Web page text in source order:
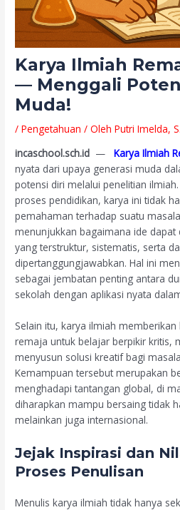
Karya Ilmiah
— Menggali
Muda!
/Pengetahuan / OlehPutri Imelda,
incaschool.sch.id —Karya Ilmiah
nyata dari upaya generasi muda
potensi diri melalui penelitian
proses pendidikan, karya ini tidak
pemahaman terhadap suatu
menunjukkan bagaimana ide
yang terstruktur, sistematis, serta
dipertanggungjawabkan. Hal ini
sebagai jembatan penting antara
sekolah dengan aplikasi nyata
Selain itu, karya ilmiah
remaja untuk belajar berpikir kritis,
menyusun solusi kreatif bagi
Kemampuan tersebut merupakan
menghadapi tantangan global, di
diharapkan mampu bersaing tidak
melainkan juga internasional.
Jejak Inspirasi dan
Proses Penulisan
Menulis karya ilmiah tidak hanya